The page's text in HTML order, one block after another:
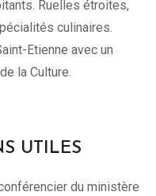
Ruelles étroites,
culinaires.
Etienne avec un
la Culture.
UTILES
du ministère